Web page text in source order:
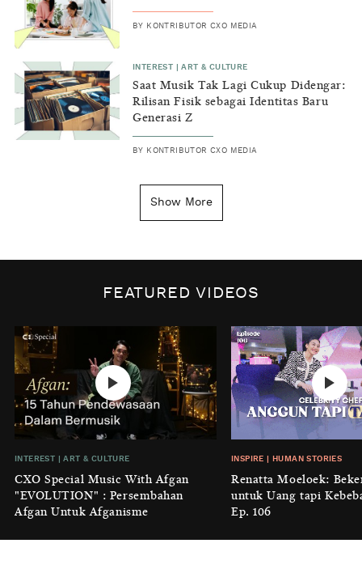
BY KONTRIBUTOR CXO MEDIA
INTEREST |ART & CULTURE
Saat Musik Tak Lagi Cukup Didengar:
Rilisan Fisik sebagai Identitas Baru
Generasi Z
BY KONTRIBUTOR CXO MEDIA
Kenapa Tahun Baru Ditandai pada
Biaya Tersembunyi dari Insecurity
KONTRIBUTOR CXO MEDIA
INTEREST|HOME
No Place Like: Camping Ground
Cidulang
KONTRIBUTOR CXO MEDIA
GENERAL KNOWLEDGE
Luruhnya Daun Terakhir: Kala
'Benteng Alam' yang Tak Lagi Bisa
Melindungi
BYKONTRIBUTOR CXO MEDIA
Show More
FEATURED VIDEOS
INTEREST |ART & CULTURE
CXO Special Music With Afgan
"EVOLUTION" : Persembahan
Afgan Untuk Afganisme
INSPIRE HUMAN STORIES
Renatta Moeloek:
untuk Uang tapi
Ep. 106